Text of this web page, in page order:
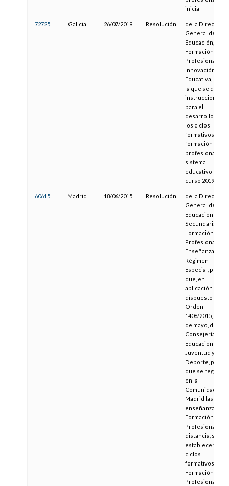
inicial
72725 Galicia 26/07/2019 Resolución
de la Dirección
General de
Educación,
Formación
Profesional e
Innovación
Educativa, por
la que se dictan
instrucciones
para el
desarrollo de
los ciclos
formativos de
formación
profesional del
sistema
educativo en el
curso 2019/20
60615 Madrid 18/06/2015 Resolución
de la Dirección
General de
Educación
Secundaria,
Formación
Profesional y
Enseñanzas de
Régimen
Especial, por la
que, en
aplicación de lo
dispuesto en la
Orden
1406/2015, de 18
de mayo, de la
Consejería de
Educación
Juventud y
Deporte, por la
que se regulan
en la
Comunidad de
Madrid las
enseñanzas de
Formación
Profesional a
distancia, se
establecen los
ciclos
formativos de
Formación
Profesional